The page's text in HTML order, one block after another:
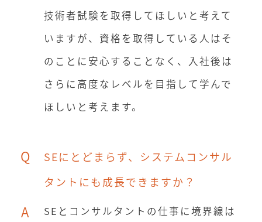
技術者試験を取得してほしいと考えて
いますが、資格を取得している人はそ
のことに安心することなく、入社後は
さらに高度なレベルを目指して学んで
ほしいと考えます。
Q
SEにとどまらず、システムコンサル
タントにも成長できますか？
A
SEとコンサルタントの仕事に境界線は